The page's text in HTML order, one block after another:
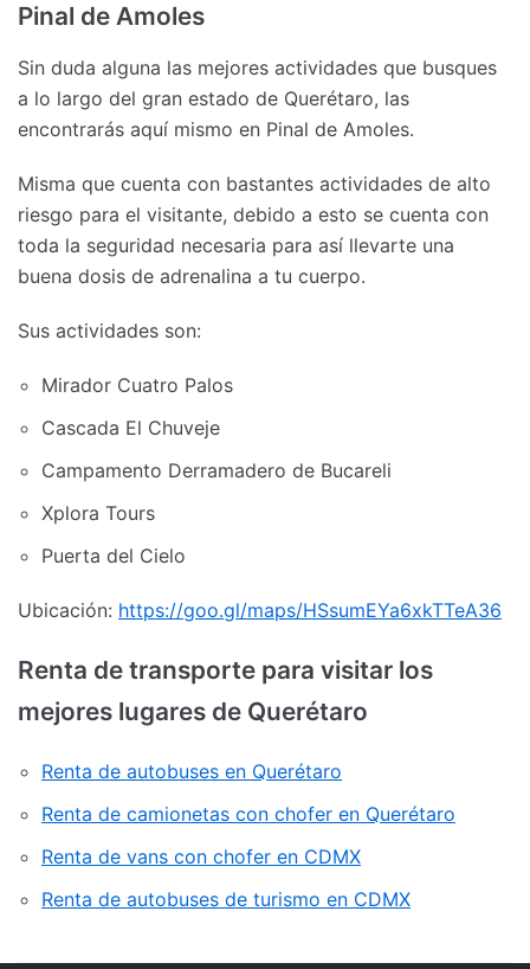
Pinal de Amoles
Sin duda alguna las mejores actividades que busques
a lo largo del gran estado de Querétaro, las
encontrarás aquí mismo en Pinal de Amoles.
Misma que cuenta con bastantes actividades de alto
riesgo para el visitante, debido a esto se cuenta con
toda la seguridad necesaria para así llevarte una
buena dosis de adrenalina a tu cuerpo.
Sus actividades son:
Mirador Cuatro Palos
Cascada El Chuveje
Campamento Derramadero de Bucareli
Xplora Tours
Puerta del Cielo
Ubicación: https://goo.gl/maps/HSsumEYa6xkTTeA36
Renta de transporte para visitar los
mejores lugares de Querétaro
Renta de autobuses en Querétaro
Renta de camionetas con chofer en Querétaro
Renta de vans con chofer en CDMX
Renta de autobuses de turismo en CDMX